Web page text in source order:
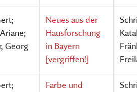
Georg
Neues aus der
Hausforschung
in Bayern
[vergriffen!]
Farbe und